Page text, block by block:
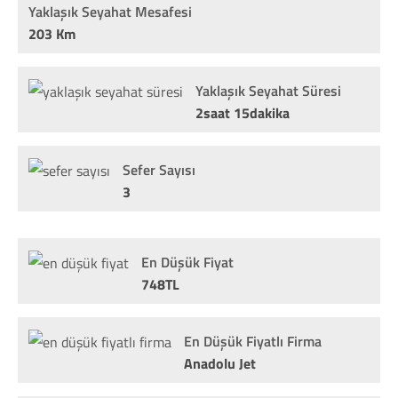
Yaklaşık Seyahat Mesafesi
203 Km
Yaklaşık Seyahat Süresi
2saat 15dakika
Sefer Sayısı
3
En Düşük Fiyat
748TL
En Düşük Fiyatlı Firma
Anadolu Jet